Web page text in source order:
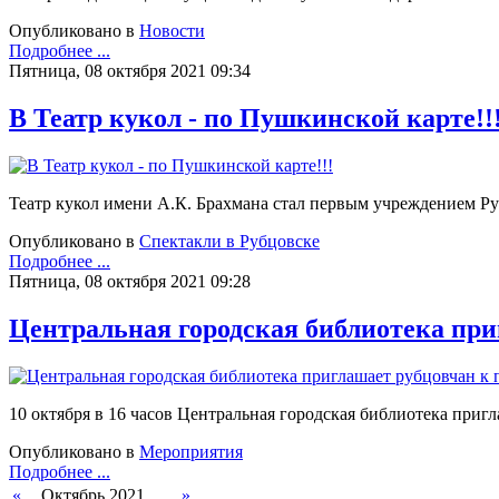
Опубликовано в Новости
Подробнее ...
Пятница, 08 октября 2021 09:34
В Театр кукол - по Пушкинской
Театр кукол имени А.К. Брахмана стал первым учреждением
Опубликовано в Спектакли в Рубцовске
Подробнее ...
Пятница, 08 октября 2021 09:28
Центральная городская библиотека
10 октября в 16 часов Центральная городская библиотека
Опубликовано в Мероприятия
Подробнее ...
«
Октябрь 2021 »